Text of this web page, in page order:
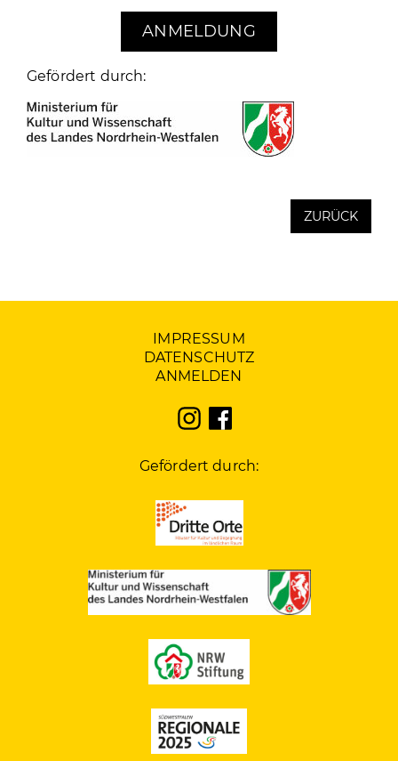
ANMELDUNG
Gefördert durch:
ZURÜCK
IMPRESSUM
DATENSCHUTZ
ANMELDEN
Gefördert durch: